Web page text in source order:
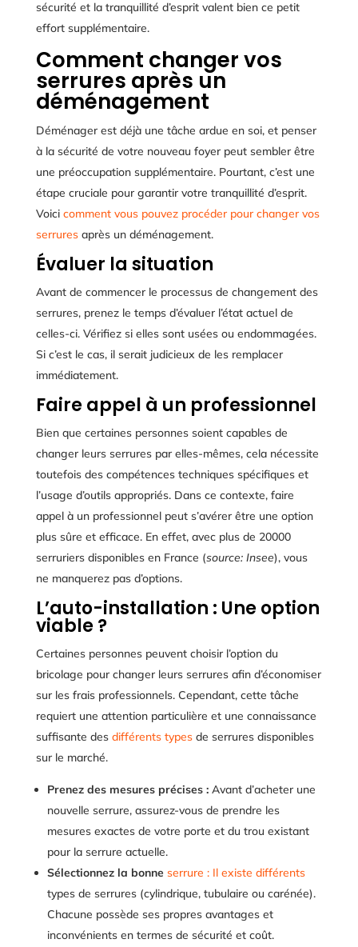
sécurité et la tranquillité d’esprit valent bien ce petit
effort supplémentaire.
Comment changer vos
serrures après un
déménagement
Déménager est déjà une tâche ardue en soi, et penser
à la sécurité de votre nouveau foyer peut sembler être
une préoccupation supplémentaire. Pourtant, c’est une
étape cruciale pour garantir votre tranquillité d’esprit.
Voici comment vous pouvez procéder pour changer vos
serruresaprès un déménagement.
Évaluer la situation
Avant de commencer le processus de changement des
serrures, prenez le temps d’évaluer l’état actuel de
celles-ci. Vérifiez si elles sont usées ou endommagées.
Si c’est le cas, il serait judicieux de les remplacer
immédiatement.
Faire appel à un professionnel
Bien que certaines personnes soient capables de
changer leurs serrures par elles-mêmes, cela nécessite
toutefois des compétences techniques spécifiques et
l’usage d’outils appropriés. Dans ce contexte, faire
appel à un professionnel peut s’avérer être une option
plus sûre et efficace. En effet, avec plus de 20000
serruriers disponibles en France (source: Insee), vous
ne manquerez pas d’options.
L’auto-installation : Une option
viable ?
Certaines personnes peuvent choisir l’option du
bricolage pour changer leurs serrures afin d’économiser
sur les frais professionnels. Cependant, cette tâche
requiert une attention particulière et une connaissance
suffisante des différents typesde serrures disponibles
sur le marché.
Prenez des mesures précises :Avant d’acheter une
nouvelle serrure, assurez-vous de prendre les
mesures exactes de votre porte et du trou existant
pour la serrure actuelle.
Sélectionnez la bonne serrure : Il existe différents
types de serrures (cylindrique, tubulaire ou carénée).
Chacune possède ses propres avantages et
inconvénients en termes de sécurité et coût.